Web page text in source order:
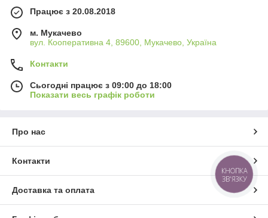
Працює з 20.08.2018
м. Мукачево
вул. Кооперативна 4, 89600, Мукачево, Україна
Контакти
Сьогодні працює з 09:00 до 18:00
Показати весь графік роботи
Про нас
Контакти
Доставка та оплата
КНОПКА
ЗВ'ЯЗКУ